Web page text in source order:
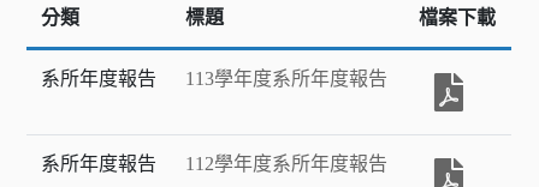
分類 標題 檔案下載
系所年度報告 113學年度系所年度報告
系所年度報告 112學年度系所年度報告